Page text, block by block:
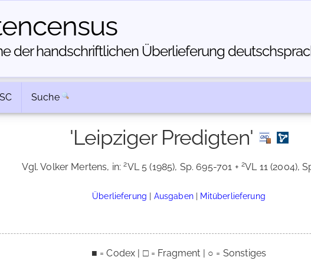
der handschriftlichen Über­lieferung
Suche
'Leipziger Predigten'
Vgl. Volker Mertens, in:2VL 5 (1985), Sp. 695-701 + 2VL 11 (2004),
Überlieferung | Ausgaben| Mitüberlieferung
■ = Codex | □ = Fragment | ○ = Sonstiges